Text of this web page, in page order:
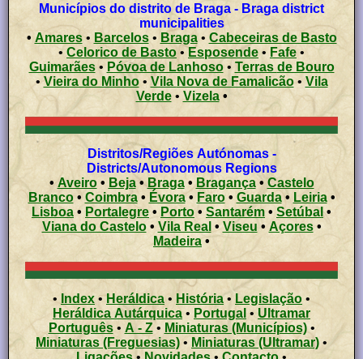
Municípios do distrito de Braga - Braga district
municipalities
• Amares• Barcelos• Braga• Cabeceiras de Basto
•
Celorico de Basto •Esposende• Fafe •
Guimarães• Póvoa de Lanhoso•
Terras de Bouro
•Vieira do Minho• Vila Nova de Famalicão• Vila
Verde• Vizela•
Distritos/Regiões Autónomas -
Districts/Autonomous Regions
• Aveiro• Beja• Braga• Bragança• Castelo
Branco•Coimbra• Évora• Faro• Guarda• Leiria•
Lisboa • Portalegre • Porto • Santarém • Setúbal•
Viana do Castelo• Vila Real •Viseu • Açores •
Madeira •
• Index •Heráldica • História • Legislação •
Heráldica Autárquica • Portugal • Ultramar
Português• A - Z• Miniaturas (Municípios)•
Miniaturas (Freguesias) • Miniaturas (Ultramar) •